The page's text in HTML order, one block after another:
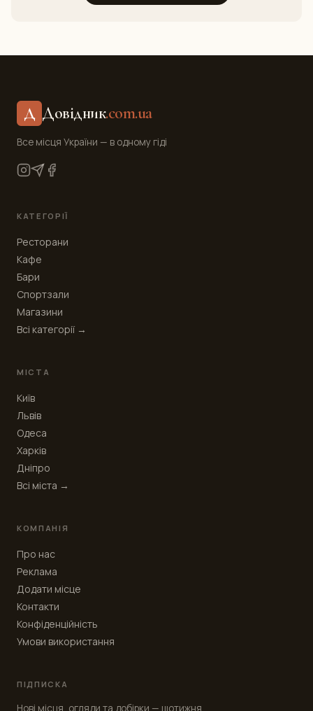
Д Довідник.com.ua
Все місця України — в одному гіді
КАТЕГОРІЇ
Ресторани
Кафе
Бари
Спортзали
Магазини
Всі категорії →
МІСТА
Київ
Львів
Одеса
Харків
Дніпро
Всі міста →
КОМПАНІЯ
Про нас
Реклама
Додати місце
Контакти
Конфіденційність
Умови використання
ПІДПИСКА
Нові місця, огляди та добірки — щотижня